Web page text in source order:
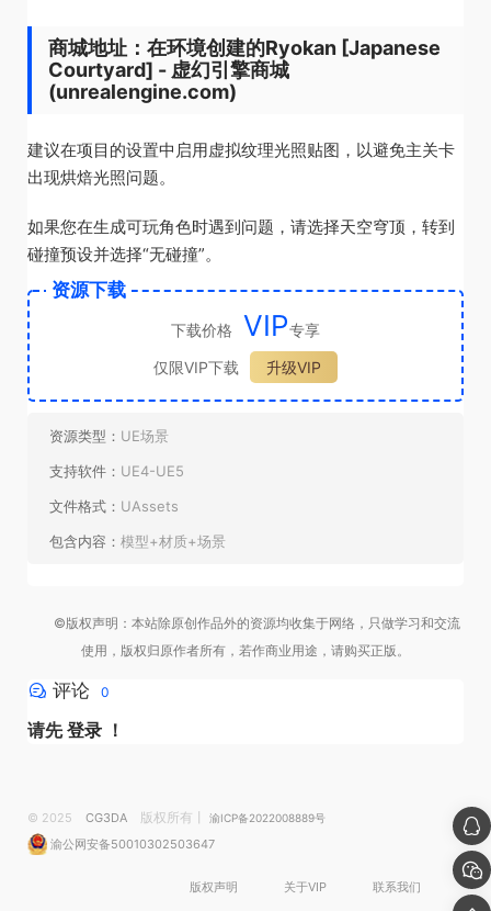
商城地址：在环境创建的Ryokan [Japanese
Courtyard] - 虚幻引擎商城
(unrealengine.com)
建议在项目的设置中启用虚拟纹理光照贴图，以避免主关卡
出现烘焙光照问题。
如果您在生成可玩角色时遇到问题，请选择天空穹顶，转到
碰撞预设并选择“无碰撞”。
资源下载
下载价格 VIP专享
仅限VIP下载
升级VIP
资源类型： UE场景
支持软件： UE4-UE5
文件格式： UAssets
包含内容： 模型+材质+场景
©版权声明：本站除原创作品外的资源均收集于网络，只做学习和交流
使用，版权归原作者所有，若作商业用途，请购买正版。
评论 0
请先登录 ！
© 2025 CG3DA 版权所有丨 渝ICP备2022008889号
渝公网安备50010302503647
版权声明 关于VIP 联系我们